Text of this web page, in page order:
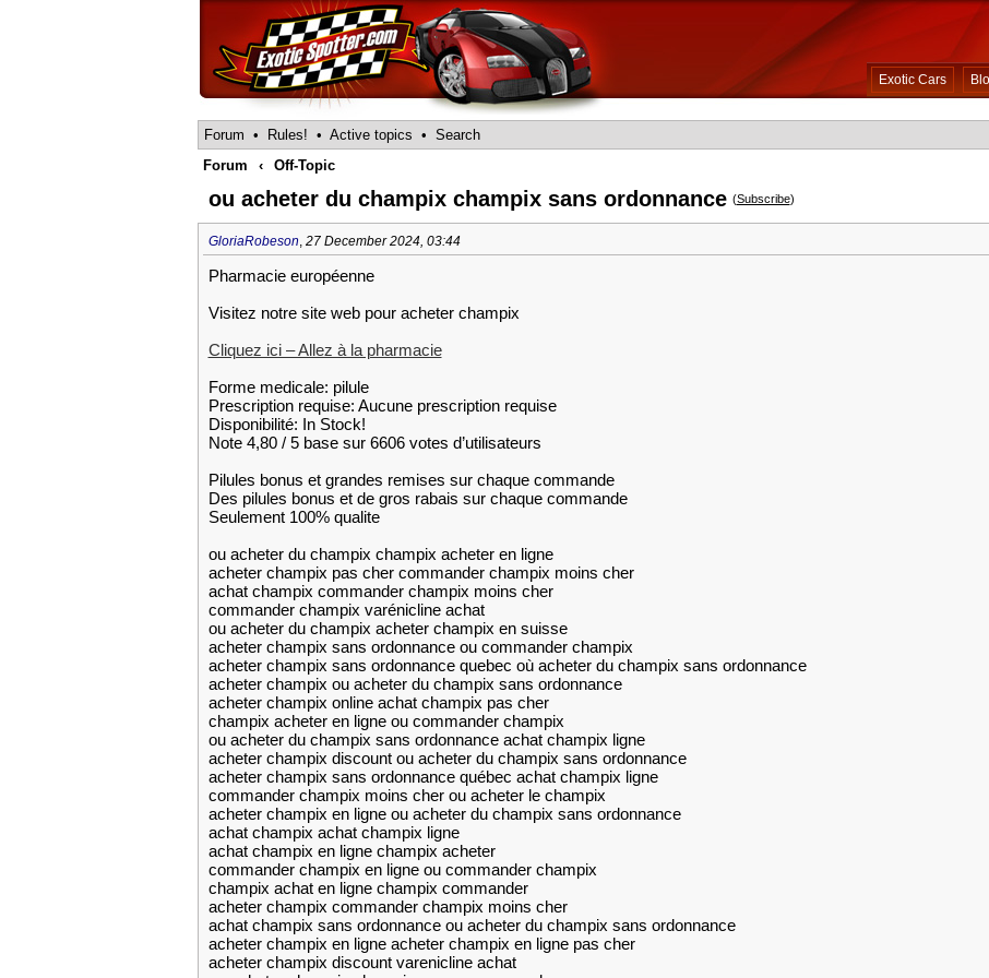
Exotic Cars
Forum • Rules! • Active topics • Search
Forum
‹ Off-Topic
ou acheter du champix champix sans ordonnance (Subscribe)
GloriaRobeson, 27 December 2024, 03:44
Pharmacie européenne
Visitez notre site web pour acheter champix
Cliquez ici – Allez à la pharmacie
Forme medicale: pilule
Prescription requise: Aucune prescription requise
Disponibilité: In Stock!
Note 4,80 / 5 base sur 6606 votes d’utilisateurs
Pilules bonus et grandes remises sur chaque commande
Des pilules bonus et de gros rabais sur chaque commande
Seulement 100% qualite
ou acheter du champix champix acheter en ligne
acheter champix pas cher commander champix moins cher
achat champix commander champix moins cher
commander champix varénicline achat
ou acheter du champix acheter champix en suisse
acheter champix sans ordonnance ou commander champix
acheter champix sans ordonnance quebec où acheter du champix sans ordonnance
acheter champix ou acheter du champix sans ordonnance
acheter champix online achat champix pas cher
champix acheter en ligne ou commander champix
ou acheter du champix sans ordonnance achat champix ligne
acheter champix discount ou acheter du champix sans ordonnance
acheter champix sans ordonnance québec achat champix ligne
commander champix moins cher ou acheter le champix
acheter champix en ligne ou acheter du champix sans ordonnance
achat champix achat champix ligne
achat champix en ligne champix acheter
commander champix en ligne ou commander champix
champix achat en ligne champix commander
acheter champix commander champix moins cher
achat champix sans ordonnance ou acheter du champix sans ordonnance
acheter champix en ligne acheter champix en ligne pas cher
acheter champix discount varenicline achat